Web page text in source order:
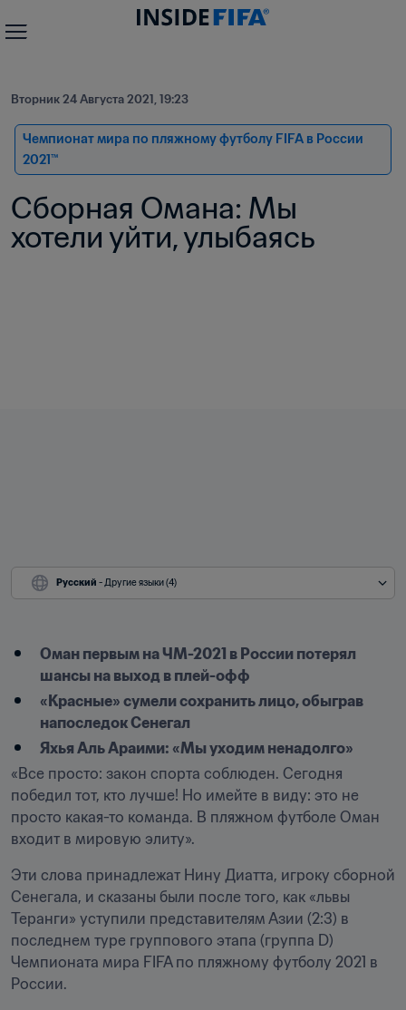
Вторник 24 Августа 2021, 19:23
Чемпионат мира по пляжному футболу FIFA в России
2021™
Сборная Омана: Мы
хотели уйти, улыбаясь
Русский - Другие языки (4)
Оман первым на ЧМ-2021 в России потерял
шансы на выход в плей-офф
«Красные» сумели сохранить лицо, обыграв
напоследок Сенегал
Яхья Аль Араими: «Мы уходим ненадолго»
«Все просто: закон спорта соблюден. Сегодня
победил тот, кто лучше! Но имейте в виду: это не
просто какая-то команда. В пляжном футболе Оман
входит в мировую элиту».
Эти слова принадлежат Нину Диатта, игроку сборной
Сенегала, и сказаны были после того, как «львы
Теранги» уступили представителям Азии (2:3) в
последнем туре группового этапа (группа D)
Чемпионата мира FIFA по пляжному футболу 2021 в
России.